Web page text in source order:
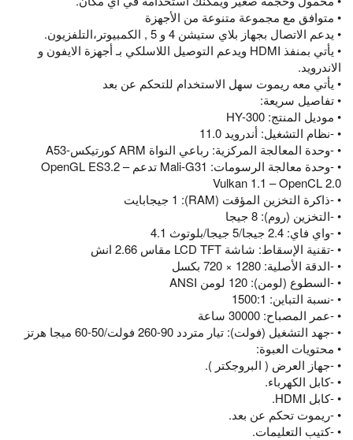
• متوافق مع مجموعة متنوعة من الأجهزة
• يدعم الاتصال بجهاز بلاي ستيشن 4 و 5 , الكمبيوتر،التلفزيون.
• يأتي بمنفذ HDMI ويدعم التوصيل اللاسلكي بـ أجهزة الايفون و
الاندرويد.
• يأتي معه ريموت سهل الاستخدام للتحكم عن بعد
• تفاصيل سريعة:
• موديل المنتج: HY-300
• -نظام التشغيل: أندرويد 11.0
• -وحدة المعالجة المركزية: رباعي النواة ARM كورتيكس-A53
• -وحدة معالجة الرسومات: Mali-G31 تدعم OpenGL ES3.2 –
Vulkan 1.1 – OpenCL 2.0
• -ذاكرة التخزين المؤقت (RAM): 1 جيجابايت
• -التخزين (روم): 8 جيجا
• -واي فاي: 2.4 جيجا/5 جيجا/بلوتوث 4.1
• -تقنية الإسقاط: شاشة LCD TFT مقاس 2.66 انش
• -الدقة الأصلية: 1280 × 720 بكسل
• -السطوع (لومن): 120 لومن ANSI
• -نسبة التباين: 1500:1
• -عمر المصباح: 30000 ساعة
• -جهد التشغيل (فولت): تيار متردد 90-260 فولت/50-60 ميجا هرتز
• محتويات العبوة:
• -جهاز العرض ( البروجكتر ).
• -كابل الكهرباء.
• -كابل HDMI.
• -ريموت تحكم عن بعد.
• -كتيب التعليمات.